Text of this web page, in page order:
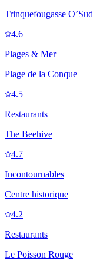
Trinquefougasse O’Sud
4.6
Plages & Mer
Plage de la Conque
4.5
Restaurants
The Beehive
4.7
Incontournables
Centre historique
4.2
Restaurants
Le Poisson Rouge